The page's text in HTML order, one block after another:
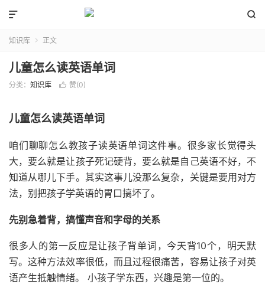


知识库  正文
儿童怎么读英语单词
分类： 知识库  赞(0)
儿童怎么读英语单词
咱们聊聊怎么教孩子读英语单词这件事。很多家长觉得头
大，要么就是让孩子死记硬背，要么就是自己英语不好，不
知道从哪儿下手。其实这事儿没那么复杂，关键是要用对方
法，别把孩子学英语的胃口搞坏了。
先别急着背，搞懂声音和字母的关系
很多人的第一反应是让孩子背单词，今天背10个，明天默
写。这种方法效率很低，而且过程很痛苦，容易让孩子对英
语产生抵触情绪。 小孩子学东西，兴趣是第一位的。